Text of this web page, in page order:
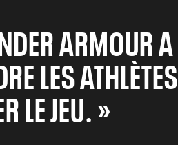
ARMOUR A
LES ATHLÈTES
LE JEU. »